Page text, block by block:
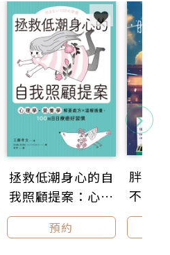
猶如野外求生，不能盲目地
活到最後。
賽，跳脫舒適圈是成長必須
，走過十年的探索之路，下
始……
一切記錄下來，讓閱讀這些
來說非常珍貴的瞬間：有歡
一點點的傷感。」 ──Jeff
拯救低潮身心的自
我照顧提案：心理
學・營養學解憂處
方×溫暖插畫，
預約
胖卡
不需